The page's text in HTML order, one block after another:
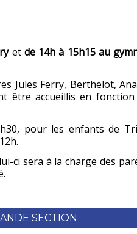
et de 14h à 15h15 au
Jules Ferry, Berthelot,
être accueillis en fonction
pour les enfants de
ci sera à la charge des
SECTION